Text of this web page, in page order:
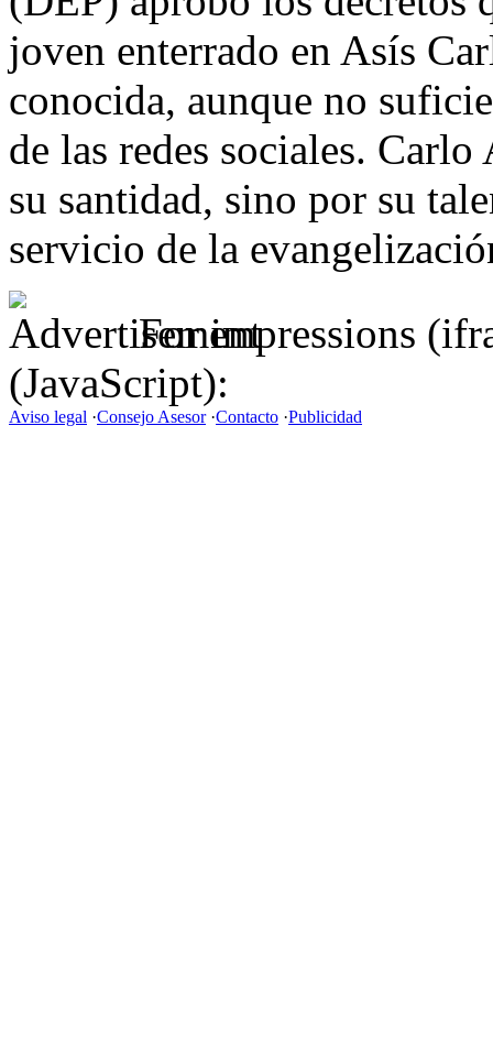
joven enterrado en Asís
conocida, aunque no
de las redes sociales.
su santidad, sino por su
servicio de la
For impressions
(JavaScript):
Aviso legal ·Consejo Asesor·Contacto ·Publicidad